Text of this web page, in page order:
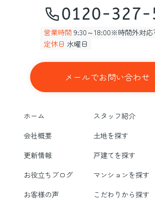
0120-327-
営業時間 9:30～18:00※時間外対応
定休日 水曜日
メールでお問い合わせ
ホーム スタッフ紹介
会社概要
土地を探す
更新情報
戸建てを探す
お役立ちブログ
マンションを探す
お客様の声
こだわりから探す